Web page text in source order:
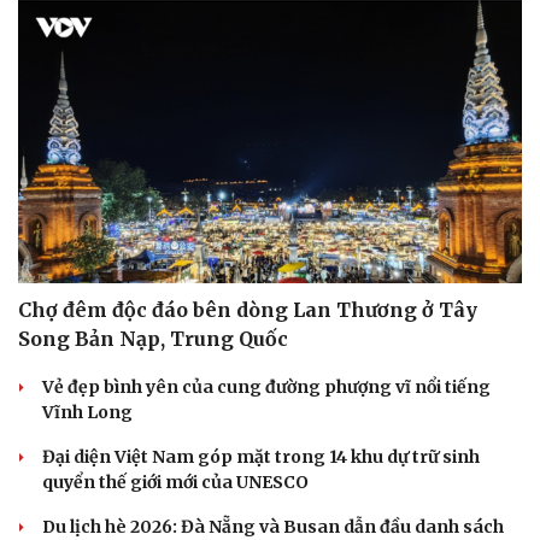
Chợ đêm độc đáo bên dòng Lan Thương ở Tây
Song Bản Nạp, Trung Quốc
Vẻ đẹp bình yên của cung đường phượng vĩ nổi tiếng
Vĩnh Long
Đại diện Việt Nam góp mặt trong 14 khu dự trữ sinh
quyển thế giới mới của UNESCO
Du lịch hè 2026: Đà Nẵng và Busan dẫn đầu danh sách